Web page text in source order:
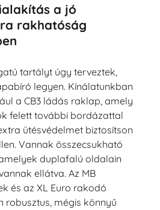
a jó
rakhatóság
tartályt úgy terveztek,
legyen. Kínálatunkban
a CB3 ládás raklap, amely
felett további bordázattal
ütésvédelmet biztosítson
Vannak összecsukható
duplafalú oldalain
ellátva. Az MB
és az XL Euro rakodó
robusztus, mégis könnyű